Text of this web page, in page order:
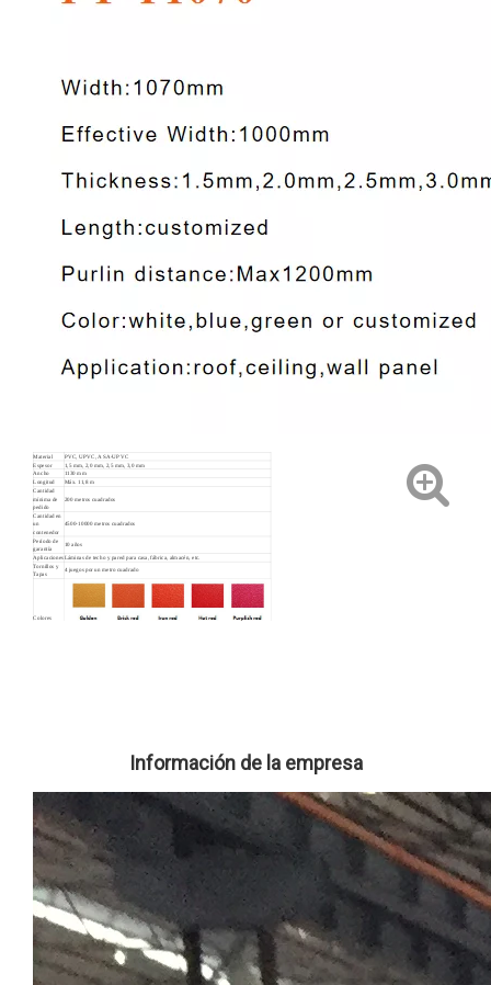
Material
PVC, UPVC, ASA-UPVC
Espesor
1,5 mm, 2,0 mm, 2,5 mm, 3,0 mm
Ancho
1130 mm
Longitud
Máx. 11,8 m
Cantidad
mínima de
pedido
200 metros cuadrados
Cantidad en
un
contenedor
4500-10000 metros cuadrados
Período de
garantía
10 años
AplicacionesLáminas de techo y pared para casa, fábrica, almacén, etc.
Tornillos y
Tapas
4 juegos por un metro cuadrado
Colores
Información de la empresa